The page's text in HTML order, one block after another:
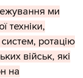
ми
техніки,
ротацію
військ, які
на